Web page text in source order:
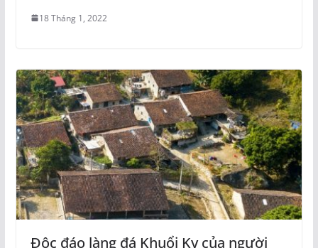
18 Tháng 1, 2022
Độc đáo làng đá Khuổi Ky của người